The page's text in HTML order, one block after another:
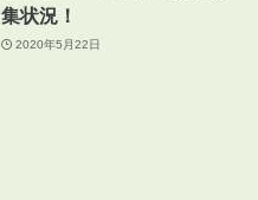
集状況！
2020年5月22日